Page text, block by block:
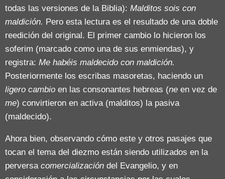
todas las versiones de la Biblia): Malditos sois con
maldición. Pero esta lectura es el resultado de una doble
reedición del original. El primer cambio lo hicieron los
soferim (marcado como una de sus enmiendas), y
registra: Me habéis maldecido con maldición.
Posteriormente los escribas masoretas, haciendo un
ligero cambio en las consonantes hebreas (ne en vez de
me) convirtieron en activa (malditos) la pasiva
(maldecido).
Ahora bien, observando cómo este y otros pasajes que
tocan el tema del diezmo están siendo utilizados en la
perversa comercialización del Evangelio, y en